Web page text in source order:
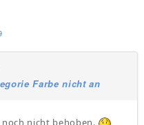
Farbe nicht an
nicht behoben.